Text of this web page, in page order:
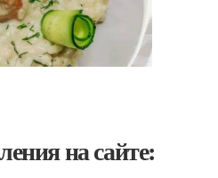
на сайте: